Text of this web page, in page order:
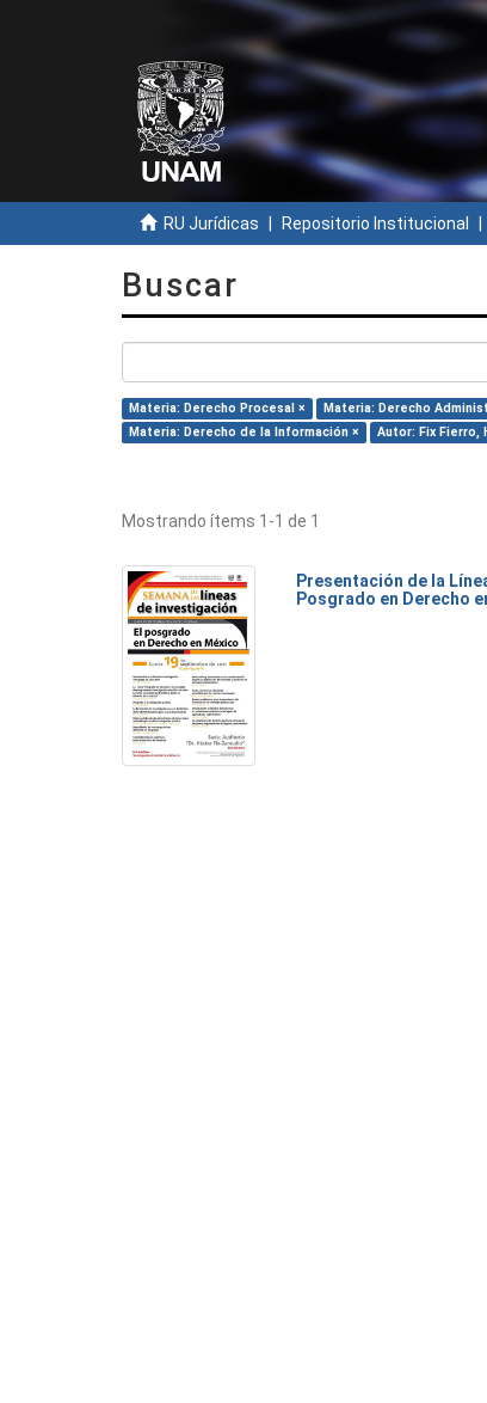
RU Jurídicas Repositorio Institucional
Buscar
Materia: Derecho Procesal × Materia: Derecho
Materia: Derecho de la Información ×
Autor: Fix Fierro,
Mostrando ítems 1-1 de 1
Presentación de la
Posgrado en Derecho